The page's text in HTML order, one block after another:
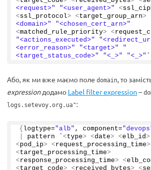
<request>"
"<user_agent>" <
<ssl_protocol> <target_group_arn>
<domain>"
"<chosen_cert_arn>"
<matched_rule_priority> <
"<actions_executed>"
<error_reason>"
"<target>"
"
<target_status_code>"
"<_>" "<_>" `
Або, як ми вже маємо поле domain , то
expressionдодамо Label filter expression –
logs.setevoy.org.ua":
{logtype="alb" , component=
pattern ` <type> <date> <elb_id>
<pod_ip> <request_processing_time>
<target_processing_time>
<response_processing_time> <
<target_code> <received_bytes> <